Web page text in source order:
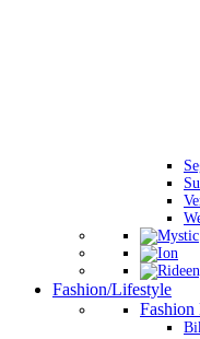
Fashion/Lifestyle
Fashion